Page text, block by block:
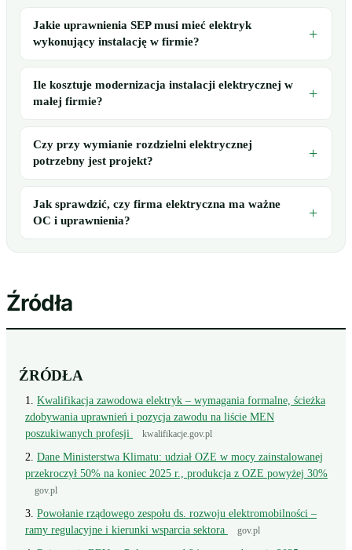
Jakie uprawnienia SEP musi mieć elektryk
wykonujący instalację w firmie?
Ile kosztuje modernizacja instalacji elektrycznej w
małej firmie?
Czy przy wymianie rozdzielni elektrycznej
potrzebny jest projekt?
Jak sprawdzić, czy firma elektryczna ma ważne
OC i uprawnienia?
Źródła
ŹRÓDŁA
Kwalifikacja zawodowa elektryk – wymagania formalne, ścieżka
zdobywania uprawnień i pozycja zawodu na liście MEN
poszukiwanych profesji
kwalifikacje.gov.pl
Dane Ministerstwa Klimatu: udział OZE w mocy zainstalowanej
przekroczył 50% na koniec 2025 r., produkcja z OZE powyżej 30%
gov.pl
Powołanie rządowego zespołu ds. rozwoju elektromobilności –
ramy regulacyjne i kierunki wsparcia sektora
gov.pl